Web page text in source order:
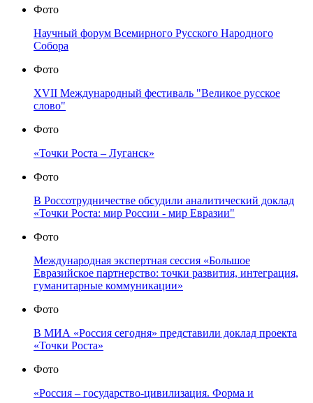
Фото
Научный форум Всемирного Русского Народного
Собора
Фото
XVII Международный фестиваль "Великое русское
слово"
Фото
«Точки Роста – Луганск»
Фото
В Россотрудничестве обсудили аналитический доклад
«Точки Роста: мир России - мир Евразии"
Фото
Международная экспертная сессия «Большое
Евразийское партнерство: точки развития, интеграция,
гуманитарные коммуникации»
Фото
В МИА «Россия сегодня» представили доклад проекта
«Точки Роста»
Фото
«Россия – государство-цивилизация. Форма и